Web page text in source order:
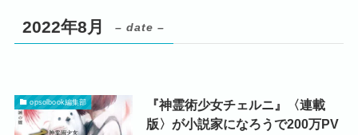
2022年8月 – date –
opsolbook編集部
『神霊術少女チェルニ』〈連載
版〉が小説家になろうで200万PV